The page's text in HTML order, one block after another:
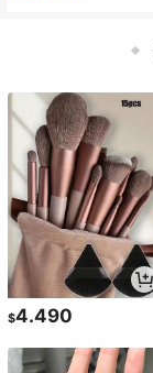
$4.490